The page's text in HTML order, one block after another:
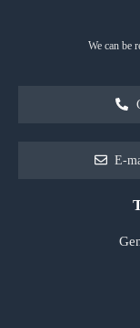
We can be
E-